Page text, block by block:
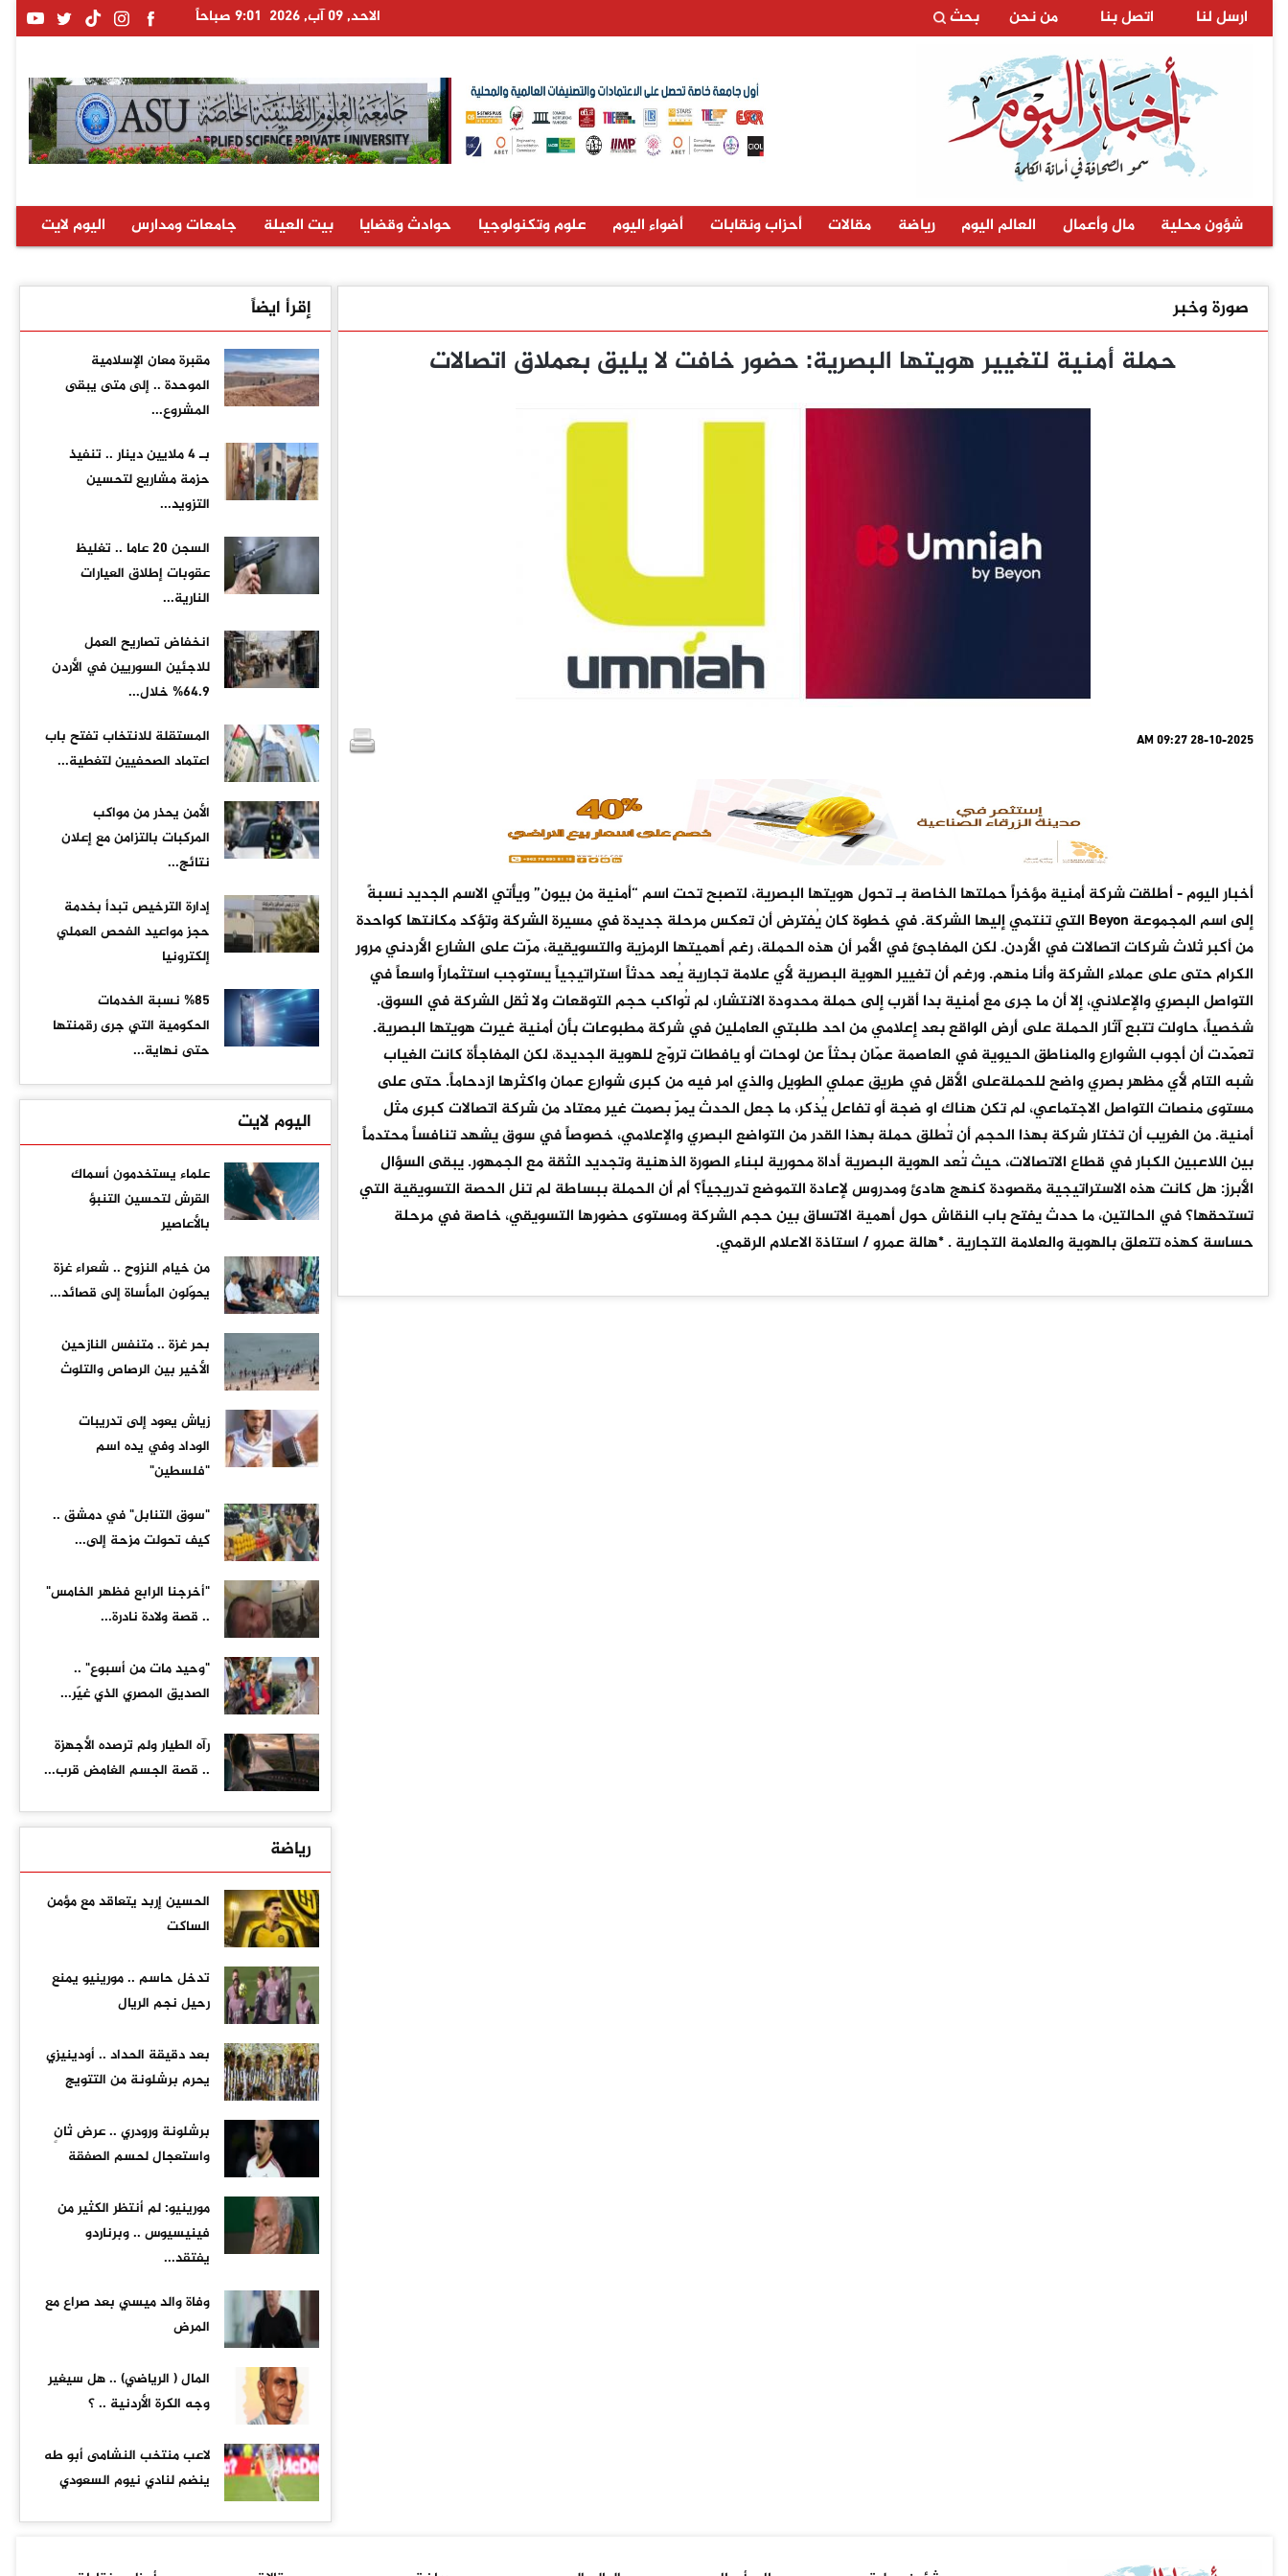
ارسل لنا اتصل بنا من نحن بحث الاحد, 09 آب, 2026 9:01 صباحاً
شؤون محلية مال وأعمال العالم اليوم رياضة مقالات أحزاب ونقابات أضواء اليوم علوم وتكنولوجيا حوادث وقضايا بيت العيلة جامعات ومدارس اليوم لايت
صورة وخبر
حملة أمنية لتغيير هويتها البصرية: حضور خافت لا يليق بعملاق اتصالات
28-10-2025 09:27 AM
أخبار اليوم - أطلقت شركة أمنية مؤخراً حملتها الخاصة بـ تحول هويتها البصرية، لتصبح تحت اسم “أمنية من بيون” ويأتي الاسم الجديد نسبةً
إلى اسم المجموعة Beyon التي تنتمي إليها الشركة. في خطوة كان يُفترض أن تعكس مرحلة جديدة في مسيرة الشركة وتؤكد مكانتها كواحدة
من أكبر ثلاث شركات اتصالات في الأردن. لكن المفاجئ في الأمر أن هذه الحملة، رغم أهميتها الرمزية والتسويقية، مرّت على الشارع الأردني مرور
الكرام حتى على عملاء الشركة وأنا منهم. ورغم أن تغيير الهوية البصرية لأي علامة تجارية يُعد حدثاً استراتيجياً يستوجب استثماراً واسعاً في
التواصل البصري والإعلاني، إلا أن ما جرى مع أمنية بدا أقرب إلى حملة محدودة الانتشار، لم تُواكب حجم التوقعات ولا ثقل الشركة في السوق.
شخصياً، حاولت تتبع آثار الحملة على أرض الواقع بعد إعلامي من احد طلبتي العاملين في شركة مطبوعات بأن أمنية غيرت هويتها البصرية.
تعمّدت أن أجوب الشوارع والمناطق الحيوية في العاصمة عمّان بحثاً عن لوحات أو يافطات تروّج للهوية الجديدة، لكن المفاجأة كانت الغياب
شبه التام لأي مظهر بصري واضح للحملةعلى الأقل في طريق عملي الطويل والذي امر فيه من كبرى شوارع عمان واكثرها ازدحاماً. حتى على
مستوى منصات التواصل الاجتماعي، لم تكن هناك او ضجة أو تفاعل يُذكر، ما جعل الحدث يمرّ بصمت غير معتاد من شركة اتصالات كبرى مثل
أمنية. من الغريب أن تختار شركة بهذا الحجم أن تُطلق حملة بهذا القدر من التواضع البصري والإعلامي، خصوصاً في سوق يشهد تنافساً محتدماً
بين اللاعبين الكبار في قطاع الاتصالات، حيث تُعد الهوية البصرية أداة محورية لبناء الصورة الذهنية وتجديد الثقة مع الجمهور. يبقى السؤال
الأبرز: هل كانت هذه الاستراتيجية مقصودة كنهج هادئ ومدروس لإعادة التموضع تدريجياً؟ أم أن الحملة ببساطة لم تنل الحصة التسويقية التي
تستحقها؟ في الحالتين، ما حدث يفتح باب النقاش حول أهمية الاتساق بين حجم الشركة ومستوى حضورها التسويقي، خاصة في مرحلة
حساسة كهذه تتعلق بالهوية والعلامة التجارية . *هالة عمرو / استاذة الاعلام الرقمي.
إقرأ ايضاً
مقبرة معان الإسلامية
الموحدة .. إلى متى يبقى
المشروع...
بـ 4 ملايين دينار .. تنفيذ
حزمة مشاريع لتحسين
التزويد...
السجن 20 عاما .. تغليظ
عقوبات إطلاق العيارات
النارية...
انخفاض تصاريح العمل
للاجئين السوريين في الأردن
64.9% خلال...
المستقلة للانتخاب تفتح باب
اعتماد الصحفيين لتغطية...
الأمن يحذر من مواكب
المركبات بالتزامن مع إعلان
نتائج...
إدارة الترخيص تبدأ بخدمة
حجز مواعيد الفحص العملي
إلكترونيا
%85 نسبة الخدمات
الحكومية التي جرى رقمنتها
حتى نهاية...
اليوم لايت
علماء يستخدمون أسماك
القرش لتحسين التنبؤ
بالأعاصير
من خيام النزوح .. شعراء غزة
يحوّلون المأساة إلى قصائد...
بحر غزة .. متنفس النازحين
الأخير بين الرصاص والتلوث
زياش يعود إلى تدريبات
الوداد وفي يده اسم
"فلسطين"
"سوق التنابل" في دمشق ..
كيف تحولت مزحة إلى...
"أخرجنا الرابع فظهر الخامس"
.. قصة ولادة نادرة...
"وحيد مات من أسبوع" ..
الصديق المصري الذي غيّر...
رآه الطيار ولم ترصده الأجهزة
.. قصة الجسم الغامض قرب...
رياضة
الحسين إربد يتعاقد مع مؤمن
الساكت
تدخل حاسم .. مورينيو يمنع
رحيل نجم الريال
بعد دقيقة الحداد .. أودينيزي
يحرم برشلونة من التتويج
برشلونة ورودري .. عرض ثانٍ
واستعجال لحسم الصفقة
مورينيو: لم أنتظر الكثير من
فينيسيوس .. وبرناردو
يفتقد...
وفاة والد ميسي بعد صراع مع
المرض
المال ( الرياضي) .. هل سيغير
وجه الكرة الأردنية .. ؟
لاعب منتخب النشامى أبو طه
ينضم لنادي نيوم السعودي